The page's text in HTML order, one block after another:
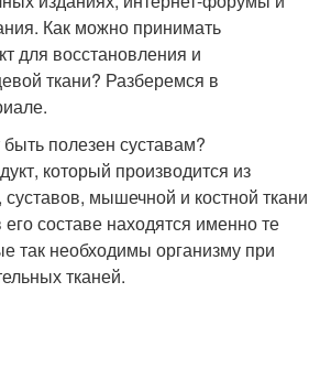
Как можно принимать
для восстановления и
ткани? Разберемся в
полезен суставам?
который производится из
мышечной и костной ткани
составе находятся именно те
так необходимы организму при
тканей.